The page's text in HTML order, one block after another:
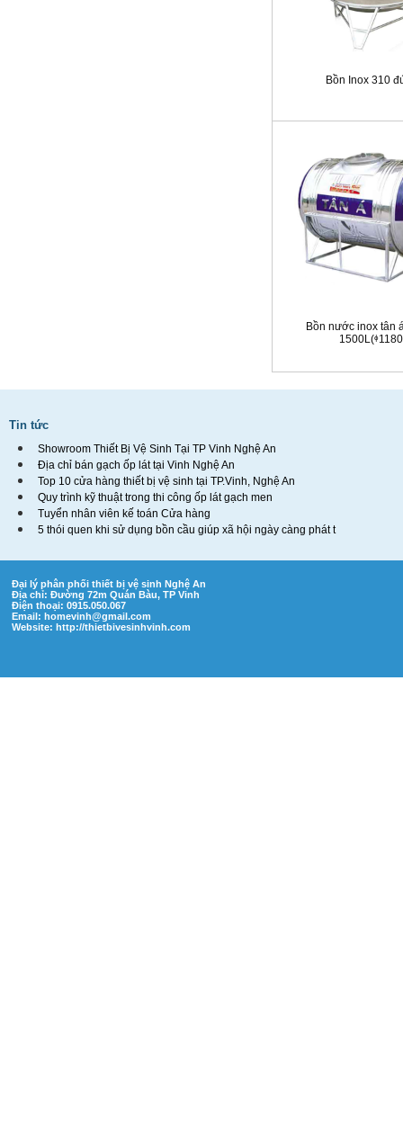
Bồn Inox 310
Bồn nước inox tân
Tin tức
Showroom Thiết Bị Vệ Sinh Tại TP Vinh Nghệ An
Địa chỉ bán gạch ốp lát tại Vinh Nghệ An
Top 10 cửa hàng thiết bị vệ sinh tại TP.Vinh, Nghệ An
Quy trình kỹ thuật trong thi công ốp lát gạch men
Tuyển nhân viên kế toán Cửa hàng
5 thói quen khi sử dụng bồn cầu giúp xã hội ngày càng phát t
Đại lý phân phối thiết bị vệ sinh Nghệ An
Địa chỉ: Đường 72m Quán Bàu, TP Vinh
Điện thoại: 0915.050.067
Email: homevinh@gmail.com
Website: http://thietbivesinhvinh.com